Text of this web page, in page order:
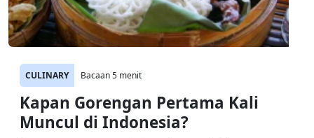
CULINARY Bacaan 5 menit
Kapan Gorengan Pertama Kali
Muncul di Indonesia?